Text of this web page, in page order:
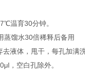
温育30分钟。
蒸馏水30倍稀释后备用
液体，甩干，每孔加满
，空白孔除外。